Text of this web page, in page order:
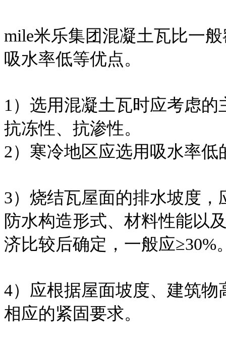
mile米乐集团混凝土瓦比一
吸水率低等优点。
1）选用混凝土瓦时应考虑
抗冻性、抗渗性。
2）寒冷地区应选用吸水率低
3）烧结瓦屋面的排水坡度
防水构造形式、材料性能以
济比较后确定，一般应≥30%
4）应根据屋面坡度、建筑
相应的紧固要求。